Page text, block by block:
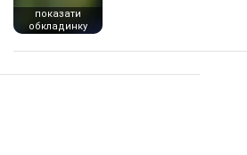
показати
обкладинку